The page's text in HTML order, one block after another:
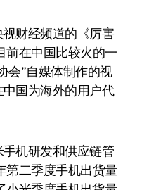
财经频道的《厉害
前在中国比较火的一
会”自媒体制作的视
国为海外的用户代
机研发和供应链管
第二季度手机出货量